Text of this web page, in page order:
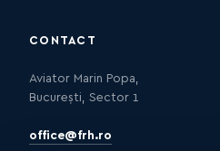
CONTACT
Aviator Marin Popa,
București, Sector 1
office@frh.ro